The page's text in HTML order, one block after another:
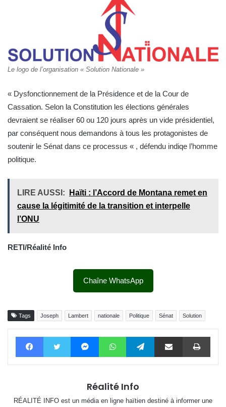
Le logo de l’organisation « Solution Nationale »
« Dysfonctionnement de la Présidence et de la Cour de
Cassation. Selon la Constitution les élections générales
devraient se réaliser 60 ou 120 jours après un vide présidentiel,
par conséquent nous demandons à tous les protagonistes de
soutenir le Sénat dans ce processus « , défendu indiqe l’homme
politique.
LIRE AUSSI:
Haïti : l’Accord de Montana remet en
cause la légitimité de la transition et interpelle
l’ONU
RETI/Réalité Info
Chaîne WhatsApp
Tags Joseph Lambert nationale Politique Sénat Solution
FacebookTwitter MessengerWhatsAppTelegram Partager par email
Réalité Info
RÉALITÉ INFO est un média en ligne haïtien destiné à informer une